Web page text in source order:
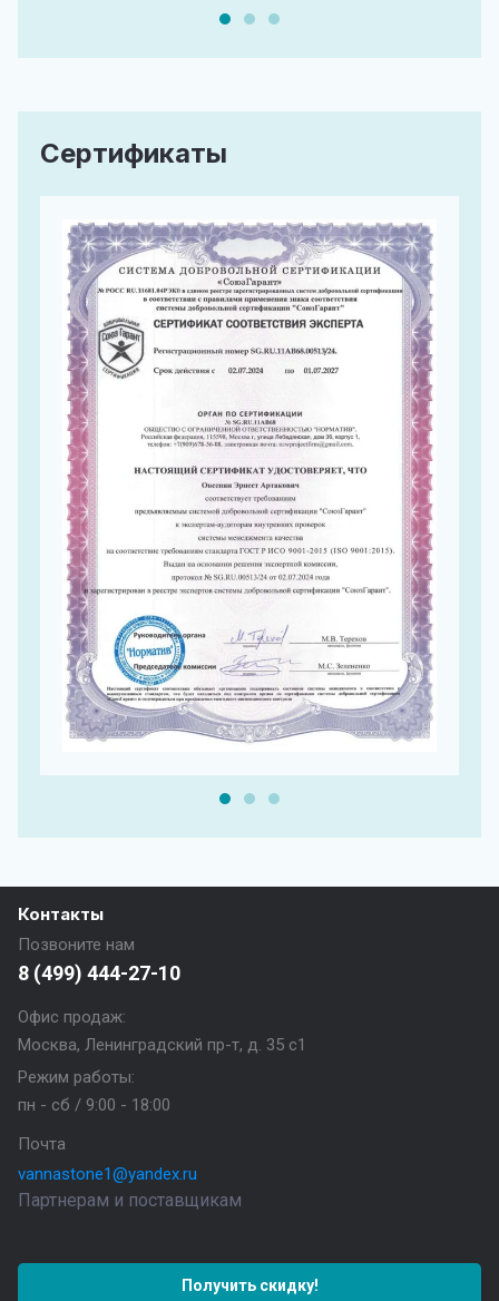
Сертификаты
Контакты
Позвоните нам
8 (499) 444-27-10
Офис продаж:
Москва, Ленинградский пр-т, д. 35 с1
Режим работы:
пн - сб / 9:00 - 18:00
Почта
vannastone1@yandex.ru
Партнерам и поставщикам
Получить скидку!